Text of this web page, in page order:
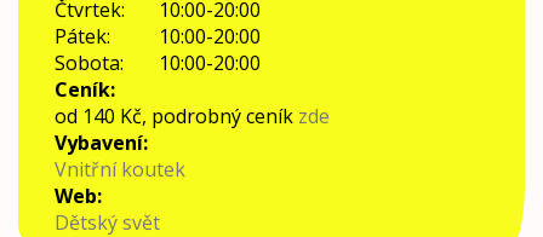
Čtvrtek:
10:00-20:00
Pátek:
10:00-20:00
Sobota:
10:00-20:00
Ceník:
od 140 Kč, podrobný ceník zde
Vybavení:
Vnitřní koutek
Web:
Dětský svět